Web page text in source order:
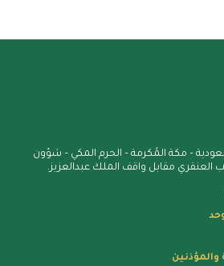
– مكة المُكرمة – الحرم المكي – شؤون
العنقري مقابل واقف الملك عبدالعزيز.